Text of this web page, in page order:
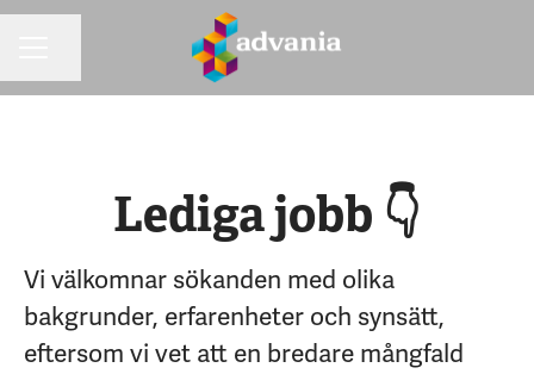
Lediga jobb 👇
Vi välkomnar sökanden med olika
bakgrunder, erfarenheter och synsätt,
eftersom vi vet att en bredare mångfald